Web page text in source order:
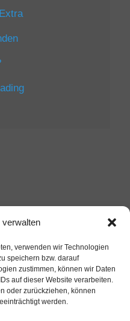
verwenden wir Technologien
speichern bzw. darauf
zustimmen, können wir Daten
auf dieser Website verarbeiten.
oder zurückziehen, können
werden.